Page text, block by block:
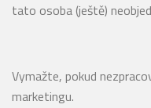
tato osoba (ještě)
Vymažte, pokud
marketingu.